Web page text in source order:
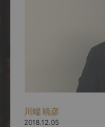
川端 暁彦
2018.12.05